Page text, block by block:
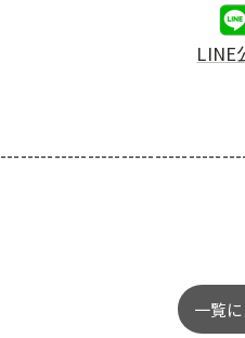
LINE
一覧